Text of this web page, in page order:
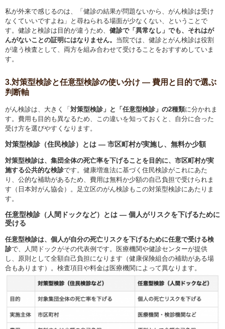
私が外来で感じるのは、「健診の結果が問題ないから、がん検診は受け
なくていいですよね」と尋ねられる場面が少なくない、ということで
す。健診と検診は目的が違うため、 健診で「異常なし」でも、それはが
んがないことの証明にはなりません。 当院では、健診とがん検診は役割
が違う検査として、両方を組み合わせて受けることをおすすめしていま
す。
3.対策型検診と任意型検診の使い分け ― 費用と目的で選ぶ
判断軸
がん検診は、大きく「 対策型検診」と「任意型検診」の2種類に分かれま
す。費用も目的も異なるため、この違いを知っておくと、自分に合った
受け方を選びやすくなります。
対策型検診（住民検診）とは ― 市区町村が実施し、無料か少額
対策型検診は、集団全体の死亡率を下げることを目的に、市区町村が実
施する公共的な検診です。健康増進法に基づく住民検診がこれにあた
り、公的な補助があるため、費用は無料か少額の自己負担で受けられま
す（日本対がん協会）。足立区のがん検診もこの対策型検診にあたりま
す。
任意型検診（人間ドックなど）とは ― 個人がリスクを下げるために
受ける
任意型検診は、個人が自分の死亡リスクを下げるために任意で受ける検
診で、人間ドックがその代表例です。医療機関や健診センターが提供
し、原則として全額自己負担になります（健康保険組合の補助がある場
合もあります）。検査項目や料金は医療機関によって異なります。